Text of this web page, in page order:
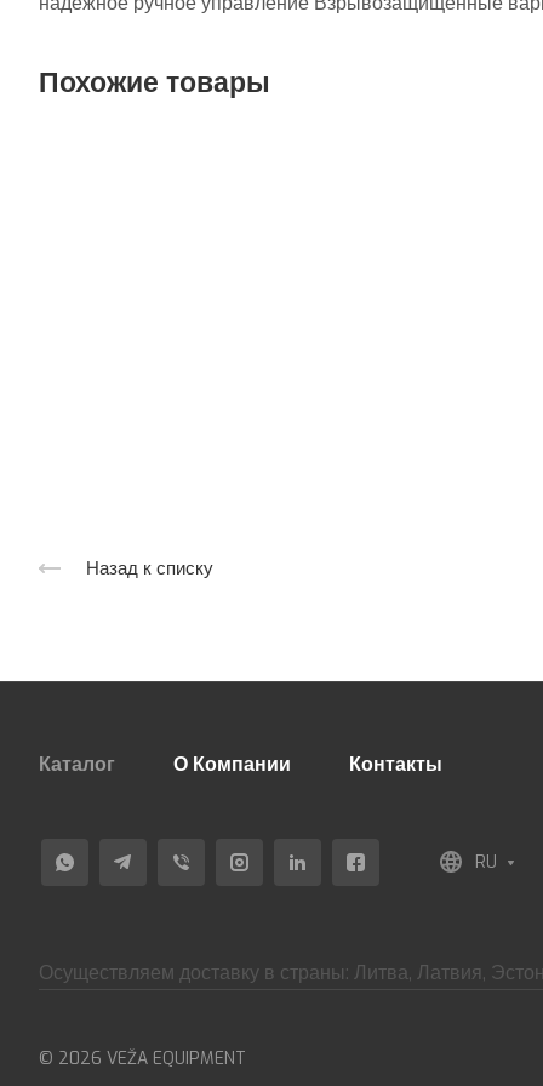
Похожие товары
Назад к списку
Каталог О Компании Контакты
RU
Осуществляем доставку в страны: Литва, Латвия,
© 2026 VEŽA EQUIPMENT